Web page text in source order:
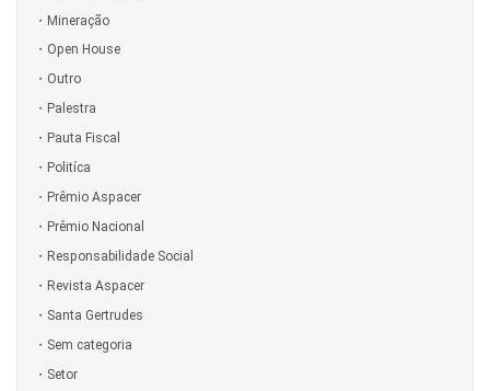
Mineração
Open House
Outro
Palestra
Pauta Fiscal
Politíca
Prêmio Aspacer
Prêmio Nacional
Responsabilidade Social
Revista Aspacer
Santa Gertrudes
Sem categoria
Setor